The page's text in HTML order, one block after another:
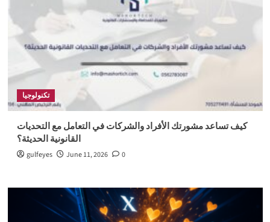
تكنولوجيا
كيف تساعد مشورتك الأفراد والشركات في التعامل مع التحديات
القانونية الحديثة؟
gulfeyes June 11, 2026 0